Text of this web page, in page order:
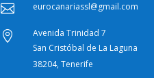
 eurocanariassl@gmail.com

Avenida Trinidad 7
San Cristóbal de La Laguna
38204, Tenerife